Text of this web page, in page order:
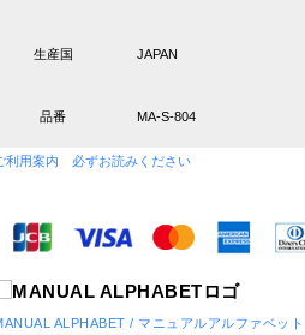
生産国 JAPAN
品番 MA-S-804
利用案内 必ずお読みください
ALPHABET / マニュアルアルファベット